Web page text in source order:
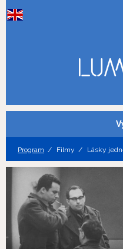
Program Filmy Lásky